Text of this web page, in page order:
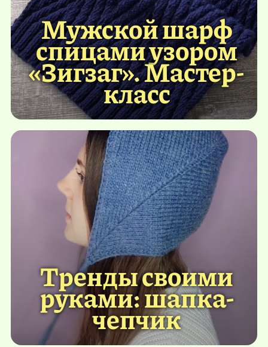
Мужской шарф
спицами узором
«Зигзаг». Мастер-
класс
Тренды своими
руками: шапка-
чепчик